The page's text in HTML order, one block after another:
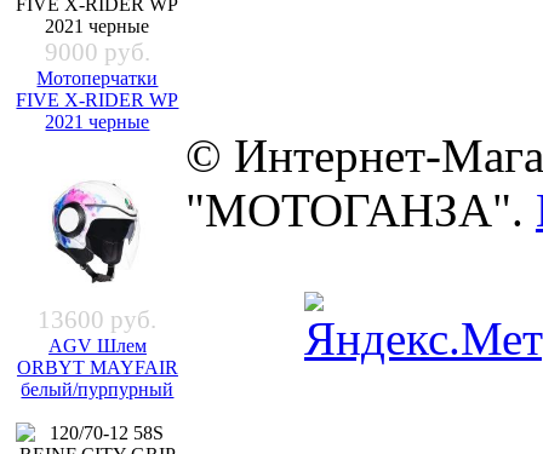
9000 руб.
Мотоперчатки
FIVE X-RIDER WP
2021 черные
13600 руб.
AGV Шлем
ORBYT MAYFAIR
белый/пурпурный
© Интернет-
"МОТОГАНЗА".